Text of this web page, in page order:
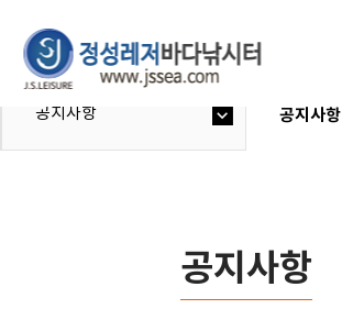
공지사항 공지사항
공지사항